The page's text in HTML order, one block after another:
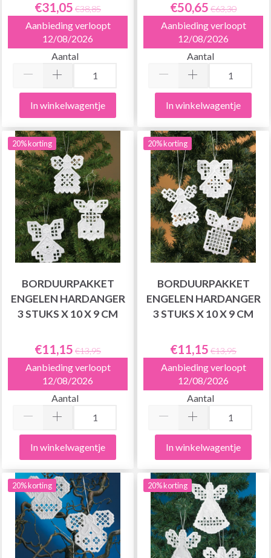
€31,05 €38,85
Aanbieding verloopt
12/08/2026
Aantal
In winkelwagentje
€50,65 €63,30
Aanbieding verloopt
12/08/2026
Aantal
In winkelwagentje
20% korting
BORDUURPAKKET
ENGELEN HARDANGER
3 STUKS X 10 X 9 CM
€11,15 €13,95
Aanbieding verloopt
12/08/2026
Aantal
In winkelwagentje
20% korting
BORDUURPAKKET
ENGELEN HARDANGER
3 STUKS X 10 X 9 CM
€11,15 €13,95
Aanbieding verloopt
12/08/2026
Aantal
In winkelwagentje
20% korting 20% korting